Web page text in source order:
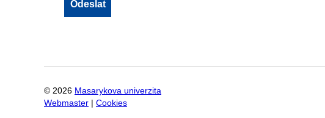
© 2026 Masarykova univerzita
Webmaster
Cookies